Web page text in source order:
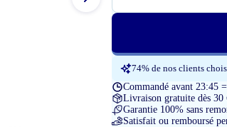
74% de nos clients
Commandé avant 23:45
Livraison gratuite dès 30
Garantie 100% sans
Satisfait ou remboursé